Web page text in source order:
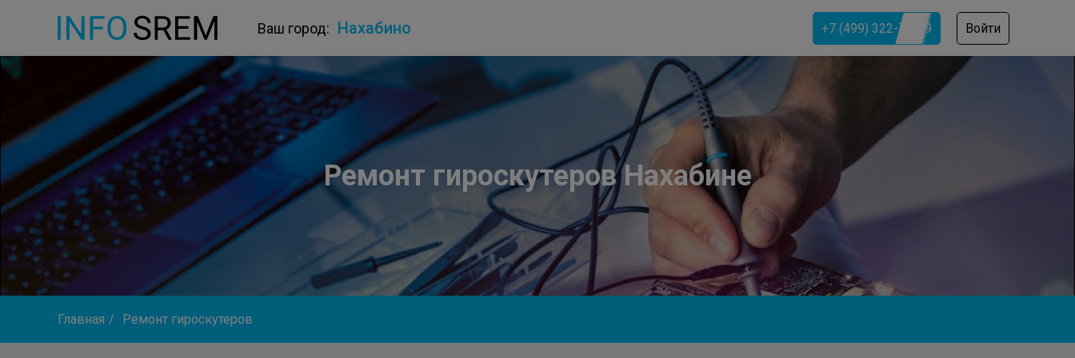
Ваш город: Нахабино +7 (499) 322-74-79 Войти
Ремонт гироскутеров Нахабине
Главная / Ремонт гироскутеров